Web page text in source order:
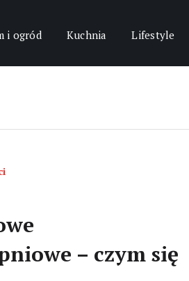
i ogród Kuchnia Lifestyle
– czym się